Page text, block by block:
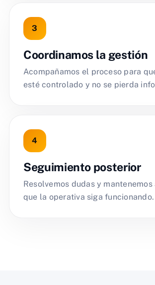
Coordinamos la gestión
Acompañamos el proceso para
esté controlado y no se pierda
Seguimiento posterior
Resolvemos dudas y mantenemos
que la operativa siga funcionando.